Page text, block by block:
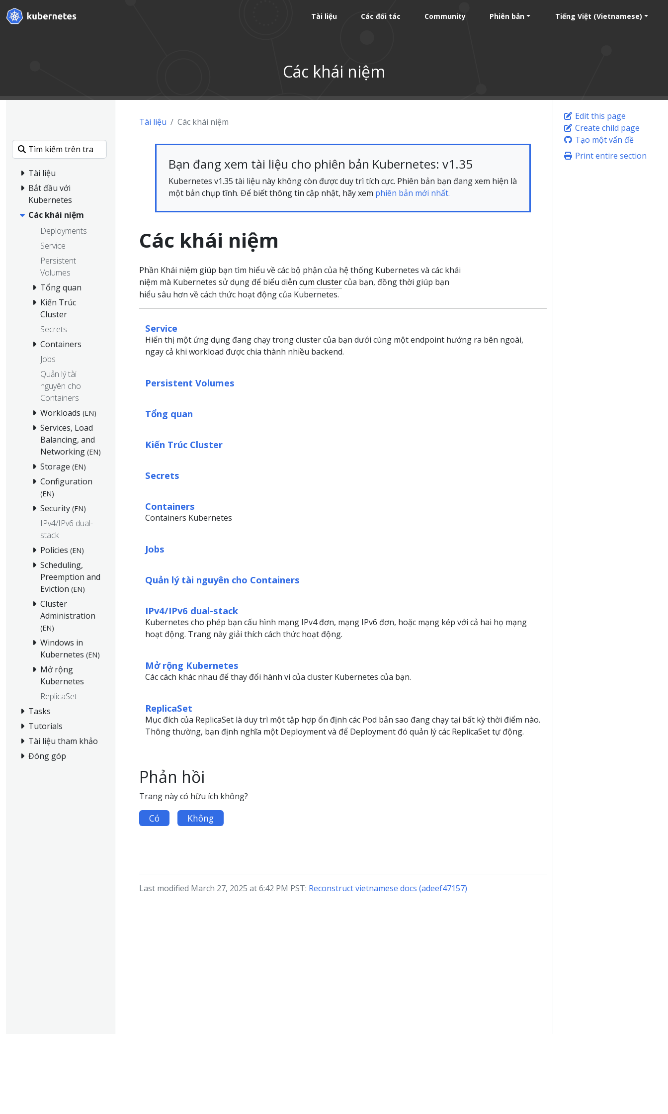
Tài liệu Các đối tác Community Phiên bản Tiếng Việt (Vietnamese)
Các khái niệm
Tài liệu
Bắt đầu với
Kubernetes
Các khái niệm
Deployments
Service
Persistent
Volumes
Tổng quan
Kiến Trúc
Cluster
Secrets
Containers
Jobs
Quản lý tài
nguyên cho
Containers
Workloads (EN)
Services, Load
Balancing, and
Networking (EN)
Storage (EN)
Configuration
(EN)
Security (EN)
IPv4/IPv6 dual-
stack
Policies (EN)
Scheduling,
Preemption and
Eviction (EN)
Cluster
Administration
(EN)
Windows in
Kubernetes (EN)
Mở rộng
Kubernetes
ReplicaSet
Tasks
Tutorials
Tài liệu tham khảo
Đóng góp
Edit this page
Create child page
Tạo một vấn đề
Print entire section
Tài liệu Các khái niệm
Bạn đang xem tài liệu cho phiên bản Kubernetes: v1.35
Kubernetes v1.35 tài liệu này không còn được duy trì tích cực. Phiên bản bạn đang xem hiện là
một bản chụp tĩnh. Để biết thông tin cập nhật, hãy xem phiên bản mới nhất.
Các khái niệm
Phần Khái niệm giúp bạn tìm hiểu về các bộ phận của hệ thống Kubernetes và các khái
niệm mà Kubernetes sử dụng để biểu diễn cụm clustercủa bạn, đồng thời giúp bạn
hiểu sâu hơn về cách thức hoạt động của Kubernetes.
Service
Hiển thị một ứng dụng đang chạy trong cluster của bạn dưới cùng một endpoint hướng ra bên ngoài,
ngay cả khi workload được chia thành nhiều backend.
Persistent Volumes
Tổng quan
Kiến Trúc Cluster
Secrets
Containers
Containers Kubernetes
Jobs
Quản lý tài nguyên cho Containers
IPv4/IPv6 dual-stack
Kubernetes cho phép bạn cấu hình mạng IPv4 đơn, mạng IPv6 đơn, hoặc mạng kép với cả hai họ mạng
hoạt động. Trang này giải thích cách thức hoạt động.
Mở rộng Kubernetes
Các cách khác nhau để thay đổi hành vi của cluster Kubernetes của bạn.
ReplicaSet
Mục đích của ReplicaSet là duy trì một tập hợp ổn định các Pod bản sao đang chạy tại bất kỳ thời điểm nào.
Thông thường, bạn định nghĩa một Deployment và để Deployment đó quản lý các ReplicaSet tự động.
Phản hồi
Trang này có hữu ích không?
Có Không
Last modified March 27, 2025 at 6:42 PM PST: Reconstruct vietnamese docs (adeef47157)